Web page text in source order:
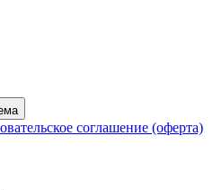
соглашение (оферта)